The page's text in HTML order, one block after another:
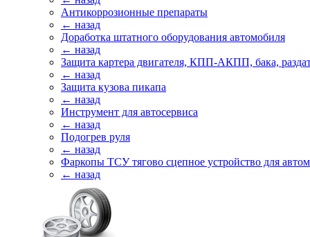
Антикоррозионные препараты
← назад
Доработка штатного оборудования автомобиля
← назад
Защита картера двигателя, КПП-АКПП, бака,
← назад
Защита кузова пикапа
← назад
Инструмент для автосервиса
← назад
Подогрев руля
← назад
Фаркопы ТСУ тягово сцепное устройство для
← назад